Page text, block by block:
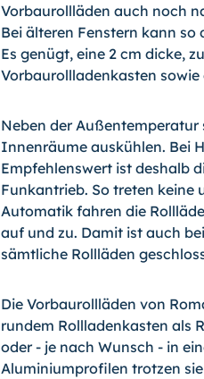
Vorbaurollläden auch noch
Bei älteren Fenstern kann
Es genügt, eine 2 cm dicke,
Vorbaurollladenkasten
Neben der
Innenräume auskühlen. Bei
Empfehlenswert ist deshalb
Funkantrieb. So treten
Automatik fahren die
auf und zu. Damit ist auch
sämtliche Rollläden
Die Vorbaurollläden von
rundem Rollladenkasten als
oder - je nach Wunsch - in
Aluminiumprofilen trotzen